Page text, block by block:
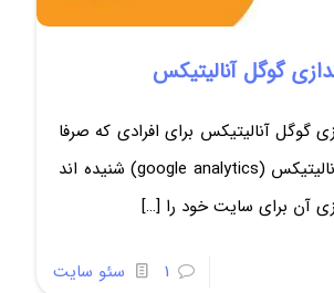
گوگل آنالیتیکس
گوگل آنالیتیکس برای افرادی که صرفا
نامی از گوگل آنالیتیکس (google analytics) شنیده اند
آن برای سایت خود را […]
1 سئو سایت